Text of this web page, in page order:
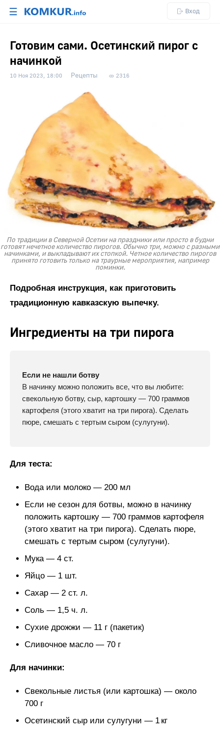
☰ Вход
Готовим сами. Осетинский пирог с
начинкой
10 Ноя 2023, 18:00 Рецепты 2316
По традиции в Северной Осетии на праздники или просто в будни
готовят нечетное количество пирогов. Обычно три, можно с разными
начинками, и выкладывают их стопкой. Четное количество пирогов
принято готовить только на траурные мероприятия, например
поминки.
Подробная инструкция, как приготовить
традиционную кавказскую выпечку.
Ингредиенты на три пирога
Если не нашли ботву
В начинку можно положить все, что вы любите:
свекольную ботву, сыр, картошку — 700 граммов
картофеля (этого хватит на три пирога). Сделать
пюре, смешать с тертым сыром (сулугуни).
Для теста:
Вода или молоко — 200 мл
Если не сезон для ботвы, можно в начинку
положить картошку — 700 граммов картофеля
(этого хватит на три пирога). Сделать пюре,
смешать с тертым сыром (сулугуни).
Мука — 4 ст.
Яйцо — 1 шт.
Сахар — 2 ст. л.
Соль — 1,5 ч. л.
Сухие дрожжи — 11 г (пакетик)
Сливочное масло — 70 г
Для начинки:
Свекольные листья (или картошка) — около
700 г
Осетинский сыр или сулугуни — 1 кг